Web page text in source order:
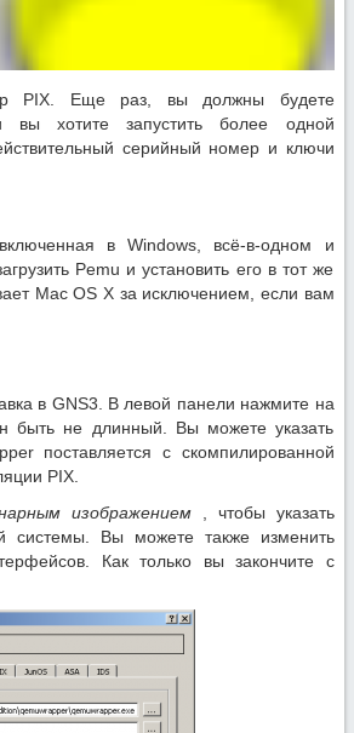
PIX. Еще раз, вы должны будете
вы хотите запустить более одной
серийный номер и ключи
в Windows, всё-в-одном и
Pemu и установить его в тот же
Mac OS X за исключением, если вам
в GNS3. В левой панели нажмите на
быть не длинный. Вы можете указать
поставляется с скомпилированной
PIX.
изображением, чтобы указать
системы. Вы можете также изменить
Как только вы закончите с